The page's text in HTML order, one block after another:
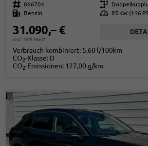
Fahrzeugnr. 866704 Getriebe
Kraftstoff
Benzin Leistung 85 kW (116
31.090,– €
incl. 19% MwSt.
Verbrauch kombiniert: 5,60 l/100km
CO2-Klasse: D
CO2-Emissionen: 127,00 g/km